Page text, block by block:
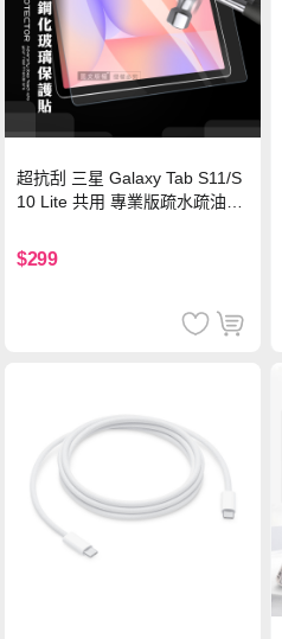
超抗刮 三星 Galaxy Tab S11/S
10 Lite 共用 專業版疏水疏油9H
$299